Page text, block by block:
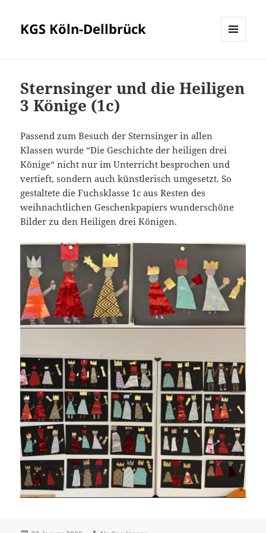
KGS Köln-Dellbrück
Sternsinger und die Heiligen
3 Könige (1c)
Passend zum Besuch der Sternsinger in allen
Klassen wurde “Die Geschichte der heiligen drei
Könige“ nicht nur im Unterricht besprochen und
vertieft, sondern auch künstlerisch umgesetzt. So
gestaltete die Fuchsklasse 1c aus Resten des
weihnachtlichen Geschenkpapiers wunderschöne
Bilder zu den Heiligen drei Königen.